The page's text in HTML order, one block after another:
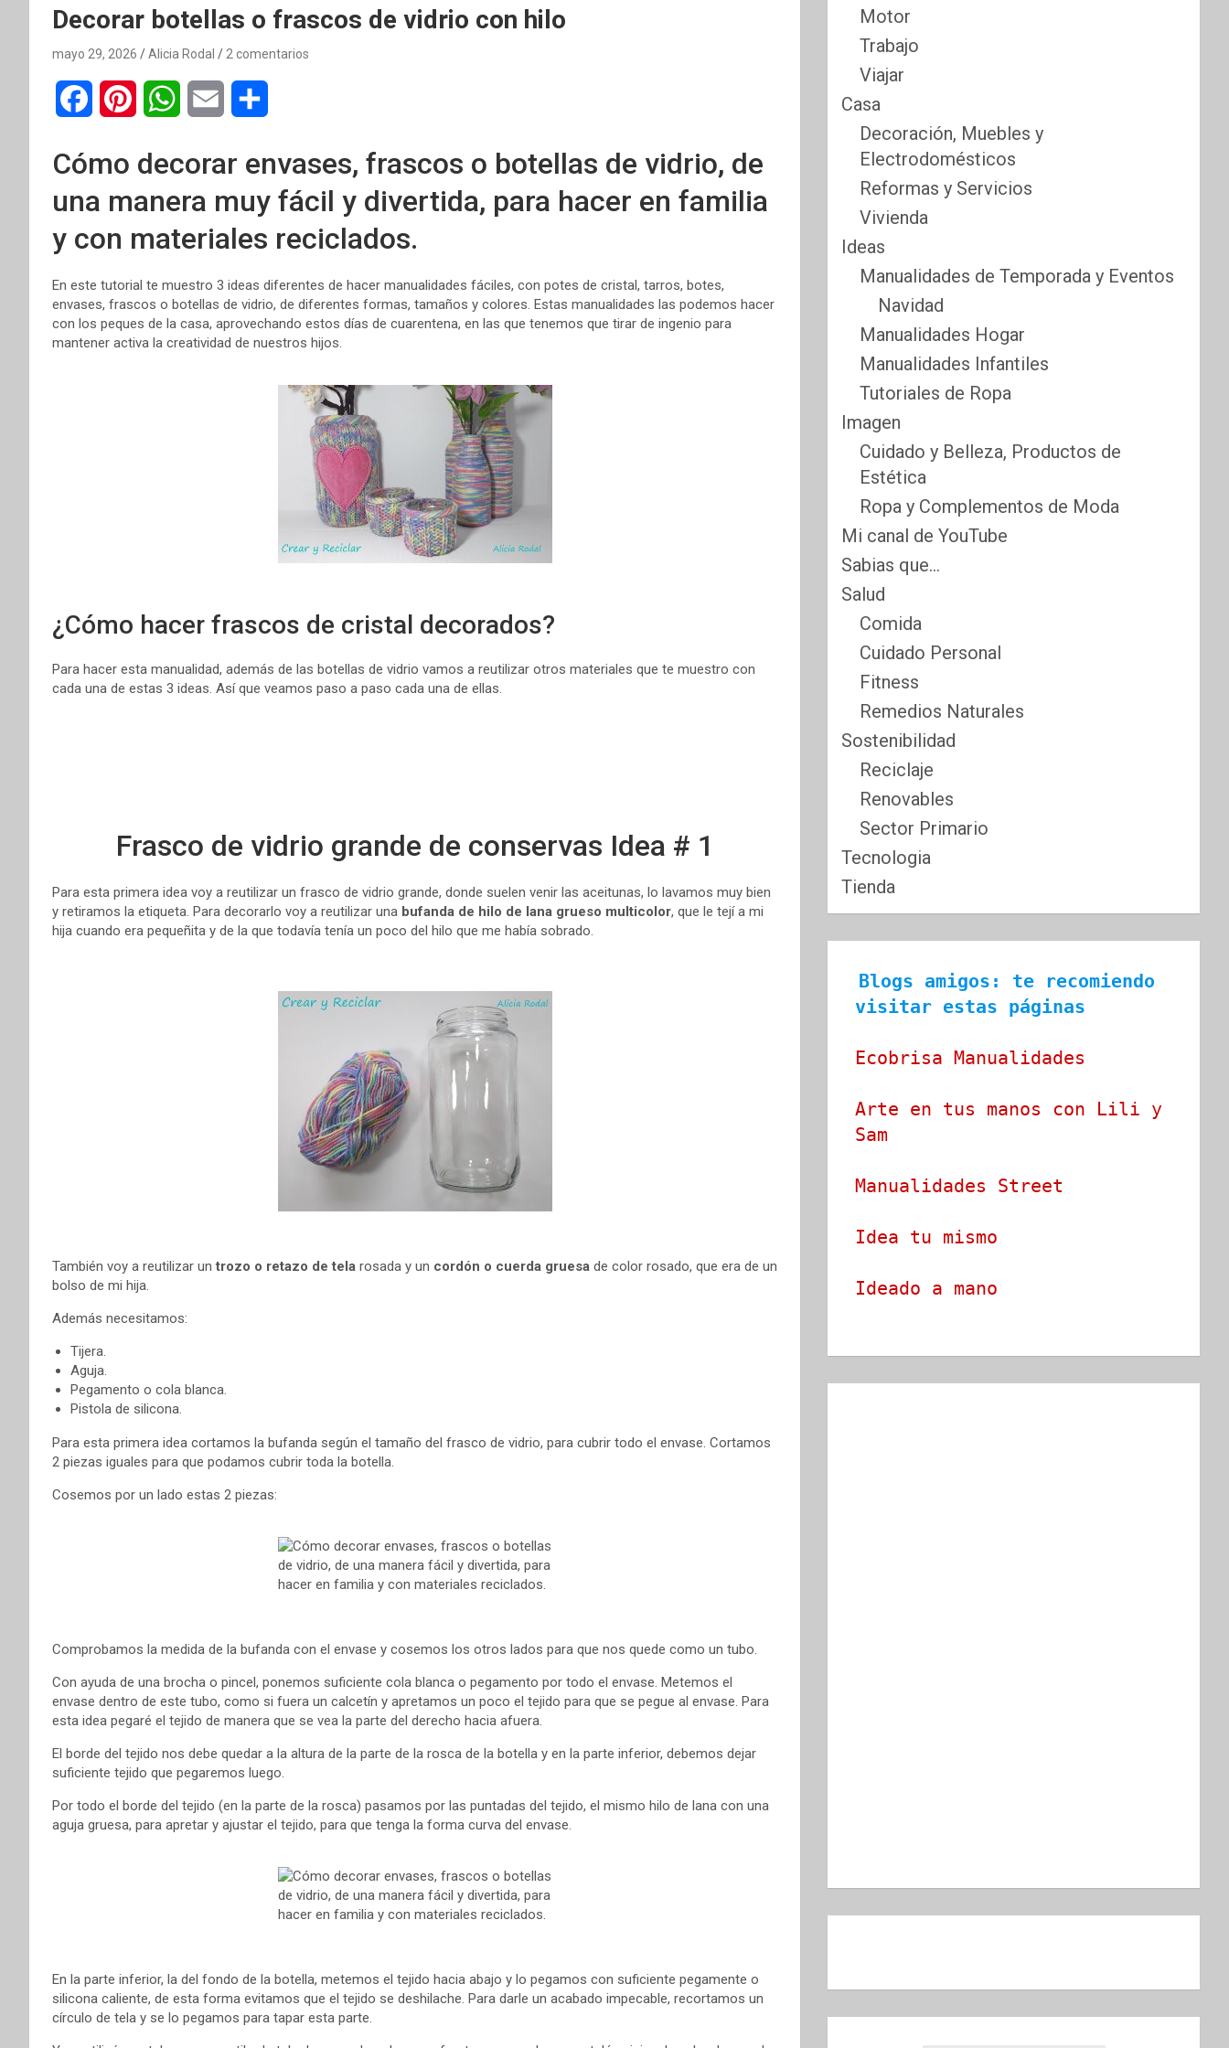
Decorar botellas o frascos de vidrio con hilo
mayo 29, 2026 Alicia Rodal 2 comentarios
c
e
b
o
o
n
t
e
r
e
a
t
s
A
p
a
i
l
m
p
r
t
Cómo decorar envases, frascos o botellas de vidrio, de
una manera muy fácil y divertida, para hacer en familia
y con materiales reciclados.
En este tutorial te muestro 3 ideas diferentes de hacer manualidades fáciles, con potes de cristal, tarros, botes,
envases, frascos o botellas de vidrio, de diferentes formas, tamaños y colores. Estas manualidades las podemos hacer
con los peques de la casa, aprovechando estos días de cuarentena, en las que tenemos que tirar de ingenio para
mantener activa la creatividad de nuestros hijos.
¿Cómo hacer frascos de cristal decorados?
Para hacer esta manualidad, además de las botellas de vidrio vamos a reutilizar otros materiales que te muestro con
cada una de estas 3 ideas. Así que veamos paso a paso cada una de ellas.
Frasco de vidrio grande de conservas Idea # 1
Para esta primera idea voy a reutilizar un frasco de vidrio grande, donde suelen venir las aceitunas, lo lavamos muy bien
y retiramos la etiqueta. Para decorarlo voy a reutilizar una bufanda de hilo de lana grueso multicolor, que le tejí a mi
hija cuando era pequeñita y de la que todavía tenía un poco del hilo que me había sobrado.
También voy a reutilizar untrozo o retazo de tela rosada y un cordón o cuerda gruesa de color rosado, que era de un
bolso de mi hija.
Además necesitamos:
Tijera.
Aguja.
Pegamento o cola blanca.
Pistola de silicona.
Para esta primera idea cortamos la bufanda según el tamaño del frasco de vidrio, para cubrir todo el envase. Cortamos
2 piezas iguales para que podamos cubrir toda la botella.
Cosemos por un lado estas 2 piezas:
Comprobamos la medida de la bufanda con el envase y cosemos los otros lados para que nos quede como un tubo.
Con ayuda de una brocha o pincel, ponemos suficiente cola blanca o pegamento por todo el envase. Metemos el
envase dentro de este tubo, como si fuera un calcetín y apretamos un poco el tejido para que se pegue al envase. Para
esta idea pegaré el tejido de manera que se vea la parte del derecho hacia afuera.
El borde del tejido nos debe quedar a la altura de la parte de la rosca de la botella y en la parte inferior, debemos dejar
suficiente tejido que pegaremos luego.
Por todo el borde del tejido (en la parte de la rosca) pasamos por las puntadas del tejido, el mismo hilo de lana con una
aguja gruesa, para apretar y ajustar el tejido, para que tenga la forma curva del envase.
En la parte inferior, la del fondo de la botella, metemos el tejido hacia abajo y lo pegamos con suficiente pegamente o
silicona caliente, de esta forma evitamos que el tejido se deshilache. Para darle un acabado impecable, recortamos un
círculo de tela y se lo pegamos para tapar esta parte.
Motor
Trabajo
Viajar
Casa
Decoración, Muebles y
Electrodomésticos
Reformas y Servicios
Vivienda
Ideas
Manualidades de Temporada y Eventos
Navidad
Manualidades Hogar
Manualidades Infantiles
Tutoriales de Ropa
Imagen
Cuidado y Belleza, Productos de
Estética
Ropa y Complementos de Moda
Mi canal de YouTube
Sabias que…
Salud
Comida
Cuidado Personal
Fitness
Remedios Naturales
Sostenibilidad
Reciclaje
Renovables
Sector Primario
Tecnologia
Tienda
Blogs amigos: te recomiendo
visitar estas páginas
Ecobrisa Manualidades
Arte en tus manos con Lili y
Sam
Manualidades Street
Idea tu mismo
Ideado a mano